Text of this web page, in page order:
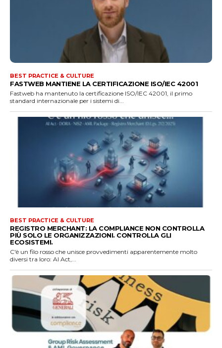
BEST PRACTICE & CULTURE
FASTWEB MANTIENE LA CERTIFICAZIONE ISO/IEC 42001
Fastweb ha mantenuto la certificazione ISO/IEC 42001, il primo
standard internazionale per i sistemi di...
BEST PRACTICE & CULTURE
REGISTRO MERCHANT: LA COMPLIANCE NON CONTROLLA
PIÙ SOLO LE ORGANIZZAZIONI. CONTROLLA GLI
ECOSISTEMI.
C'è un filo rosso che unisce provvedimenti apparentemente molto
diversi tra loro: AI Act,...